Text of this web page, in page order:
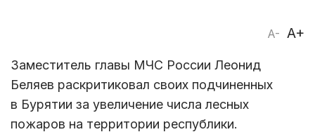
A- A+
Заместитель главы МЧС России Леонид
Беляев раскритиковал своих подчиненных
в Бурятии за увеличение числа лесных
пожаров на территории республики.